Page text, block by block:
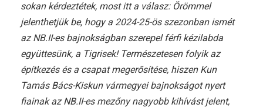
sokan kérdeztétek, most itt a válasz: Örömmel
jelenthetjük be, hogy a 2024-25-ös szezonban ismét
az NB.II-es bajnokságban szerepel férfi kézilabda
együttesünk, a Tigrisek! Természetesen folyik az
építkezés és a csapat megerősítése, hiszen Kun
Tamás Bács-Kiskun vármegyei bajnokságot nyert
fiainak az NB.II-es mezőny nagyobb kihívást jelent,